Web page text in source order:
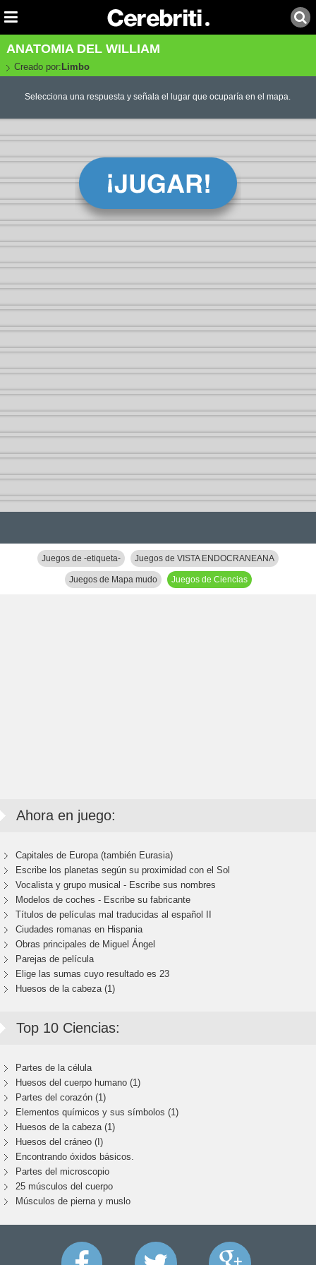
ANATOMIA DEL WILLIAM
Creado por: Limbo
Selecciona una respuesta y señala el lugar que ocuparía en el mapa.
Juegos de -etiqueta- Juegos de VISTA ENDOCRANEANA
Juegos de Mapa mudo Juegos de Ciencias
Ahora en juego:
Capitales de Europa (también Eurasia)
Escribe los planetas según su proximidad con el Sol
Vocalista y grupo musical - Escribe sus nombres
Modelos de coches - Escribe su fabricante
Títulos de películas mal traducidas al español II
Ciudades romanas en Hispania
Obras principales de Miguel Ángel
Parejas de película
Elige las sumas cuyo resultado es 23
Huesos de la cabeza (1)
Top 10 Ciencias:
Partes de la célula
Huesos del cuerpo humano (1)
Partes del corazón (1)
Elementos químicos y sus símbolos (1)
Huesos de la cabeza (1)
Huesos del cráneo (I)
Encontrando óxidos básicos.
Partes del microscopio
25 músculos del cuerpo
Músculos de pierna y muslo